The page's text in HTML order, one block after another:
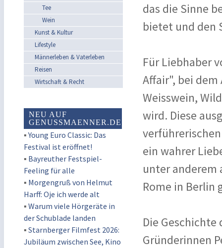
Tee
Wein
Kunst & Kultur
Lifestyle
Männerleben & Vaterleben
Reisen
Wirtschaft & Recht
NEU AUF
GENUSSMAENNER.DE
▪Young Euro Classic: Das
Festival ist eröffnet!
▪ Bayreuther Festspiel-
Feeling für alle
▪ Morgengruß von Helmut
Harff: Oje ich werde alt
▪ Warum viele Hörgeräte in
der Schublade landen
▪ Starnberger Filmfest 2026:
Jubiläum zwischen See, Kino
das die Sinne
bietet und den
Für Liebhaber
Affair", bei
Weisswein,
wird. Diese
ein wahrer
unter anderem
Rome in Berlin
Die
Gründerinnen